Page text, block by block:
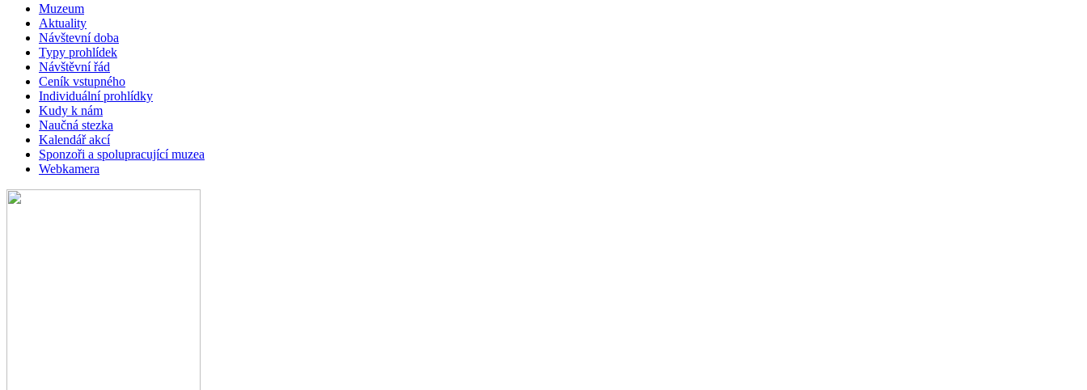
Muzeum
Aktuality
Návštevní doba
Typy prohlídek
Návštěvní řád
Ceník vstupného
Individuální prohlídky
Kudy k nám
Naučná stezka
Kalendář akcí
Sponzoři a spolupracující muzea
Webkamera